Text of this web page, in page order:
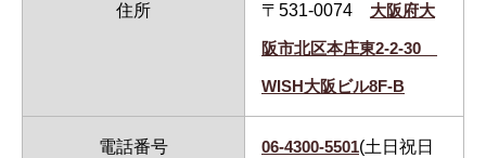
住所 〒531-0074 大阪府大
阪市北区本庄東2-2-30
WISH大阪ビル8F-B
電話番号 06-4300-5501(土日祝日